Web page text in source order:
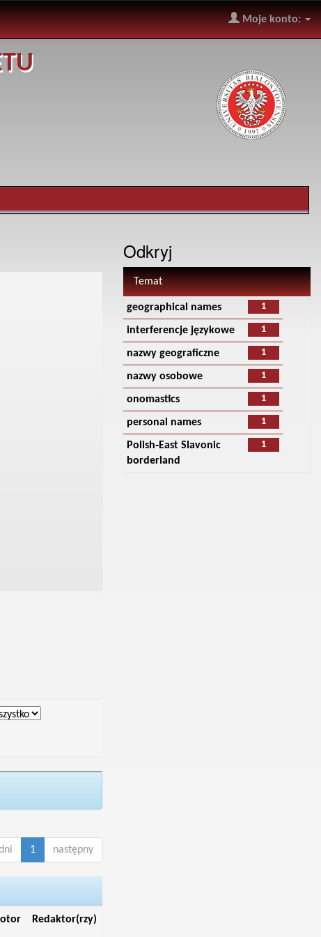
Moje konto:
1 następny
Redaktor(rzy)
Odkryj
Temat
1
geographical names
1
interferencje językowe
1
nazwy geograficzne
1
nazwy osobowe
1
onomastics
1
personal names
1
Polish‑East Slavonic
borderland